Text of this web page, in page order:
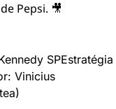
Pepsi. 🎥
SPEstratégia
Vinicius